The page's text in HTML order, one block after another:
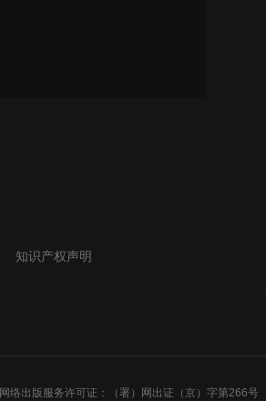
知识产权声明
网络出版服务许可证：（署）网出证（京）字第266号